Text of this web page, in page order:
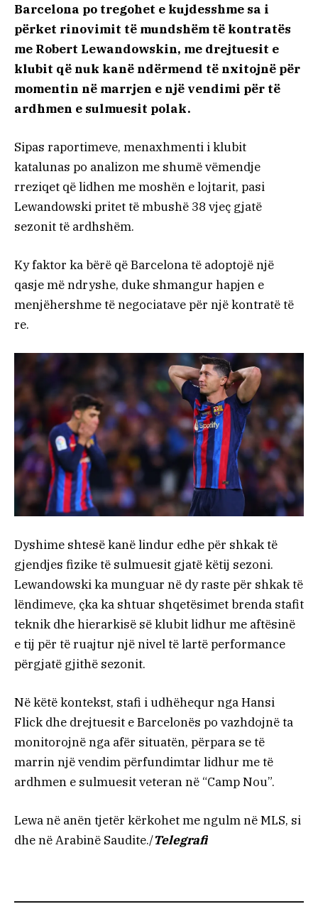
Barcelona po tregohet e kujdesshme sa i
përket rinovimit të mundshëm të kontratës
me Robert Lewandowskin, me drejtuesit e
klubit që nuk kanë ndërmend të nxitojnë për
momentin në marrjen e një vendimi për të
ardhmen e sulmuesit polak.
Sipas raportimeve, menaxhmenti i klubit
katalunas po analizon me shumë vëmendje
rreziqet që lidhen me moshën e lojtarit, pasi
Lewandowski pritet të mbushë 38 vjeç gjatë
sezonit të ardhshëm.
Ky faktor ka bërë që Barcelona të adoptojë një
qasje më ndryshe, duke shmangur hapjen e
menjëhershme të negociatave për një kontratë të
re.
Dyshime shtesë kanë lindur edhe për shkak të
gjendjes fizike të sulmuesit gjatë këtij sezoni.
Lewandowski ka munguar në dy raste për shkak të
lëndimeve, çka ka shtuar shqetësimet brenda stafit
teknik dhe hierarkisë së klubit lidhur me aftësinë
e tij për të ruajtur një nivel të lartë performance
përgjatë gjithë sezonit.
Në këtë kontekst, stafi i udhëhequr nga Hansi
Flick dhe drejtuesit e Barcelonës po vazhdojnë ta
monitorojnë nga afër situatën, përpara se të
marrin një vendim përfundimtar lidhur me të
ardhmen e sulmuesit veteran në “Camp Nou”.
Lewa në anën tjetër kërkohet me ngulm në MLS, si
dhe në Arabinë Saudite./Telegrafi